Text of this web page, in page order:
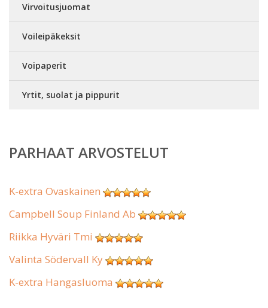
Virvoitusjuomat
Voileipäkeksit
Voipaperit
Yrtit, suolat ja pippurit
PARHAAT ARVOSTELUT
K-extra Ovaskainen
Campbell Soup Finland Ab
Riikka Hyväri Tmi
Valinta Södervall Ky
K-extra Hangasluoma